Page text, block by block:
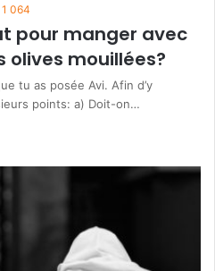
1 064
pour manger avec
mouillées?
tu as posée Avi. Afin d’y
points: a) Doit-on…